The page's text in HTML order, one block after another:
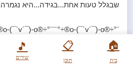
🏠
בית
📋
תוכן
🎵
שירים
שבגלל טעות אחת...בגידה...היא
¨°÷®o-(¯`v´¯)-o®÷°¨¨¨°÷®o-(¯`v´¯)-o®÷°¨¨¨°